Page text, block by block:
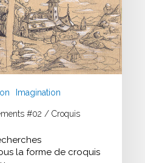
Imagination
#02 / Croquis
la forme de croquis